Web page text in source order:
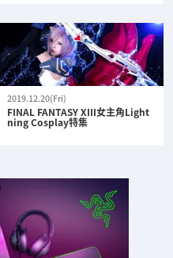
2019.12.20(Fri)
FINAL FANTASY XIII女主角Light
ning Cosplay特集